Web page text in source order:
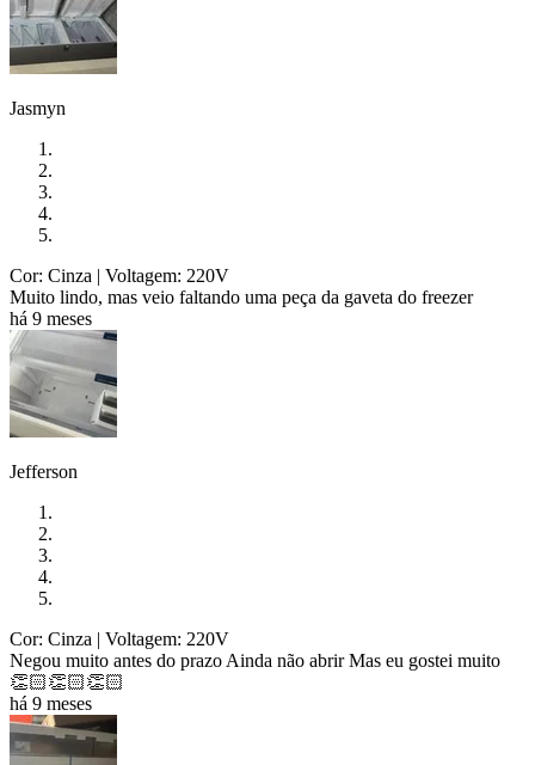
Jasmyn
Cor: Cinza | Voltagem: 220V
Muito lindo, mas veio faltando uma peça da gaveta do freezer
há 9 meses
Jefferson
Cor: Cinza | Voltagem: 220V
Negou muito antes do prazo Ainda não abrir Mas eu gostei muito
👏🏻👏🏻👏🏻
há 9 meses